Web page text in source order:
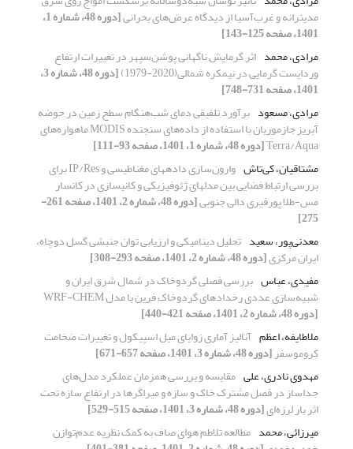
مدیترانه و غرب‌آسیا از دیدگاه عرض‌های بحرانی [دوره 48، شماره 1،
1401، صفحه 125-143]
مرادی، محمد اثر گرمایش ناگهانی پوشن‌سپهر در تغییرات ارتفاع
وردایست گرمایی در نیمکره شمالی(2020-1979) [دوره 48، شماره 3،
1401، صفحه 731-748]
مرادی، مسعود برآورد تلفیقی دمای شب‌هنگام سطح زمین در حوضه
آبریز جازموریان با استفاده از داده‌های سنجنده MODIS ماهواره‌های
Terra/Aqua[دوره 48، شماره 1، 1401، صفحه 93-111]
مشتاقیان، کی‌تاش
وارون‌‌سازی داده‎های مغناطیسی و IP/Res برای
بررسی ارتباط فضایی بین مدل‎های ژئوفیزیکی و کانی‎سازی در کانسار
مس-طلا پورفیری دالی جنوبی [دوره 48، شماره 2، 1401، صفحه 261-
275]
معدنی‌پور، سعید تحلیل دینامیکی و ارزیابی توان جنبشی گسل دوچاه،
ایران مرکزی[دوره 48، شماره 2، 1401، صفحه 293-308]
مفیدی، عباس بررسی فصلی گردوخاک‌ در شمال شرق ایران و
شبیه‌‌سازی عددی رخدادهای گردوخاک‌ فرین با مدل WRF-CHEM
[دوره 48، شماره 2، 1401، صفحه 421-440]
ملاطایفه، اعظم آنالیز آماری زوایا‌ی میل اسپیکول و تغییرات ضخامت
کروموسفر[دوره 48، شماره 3، 1401، صفحه 657-671]
مهدوی نادری، علی مقایسه و بررسی همزمان عملکرد مدل‌های
جداساز در فصل مشترک خاک و سازه و میراگرها در ارتفاع سازه تحت
اثر بار لرزه‌ای[دوره 48، شماره 3، 1401، صفحه 515-529]
میرزائی، محمد مطالعه تلاطم هوای صاف به کمک نظریه عدم‌توازن